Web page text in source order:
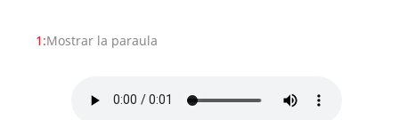
1:Mostrar la paraula